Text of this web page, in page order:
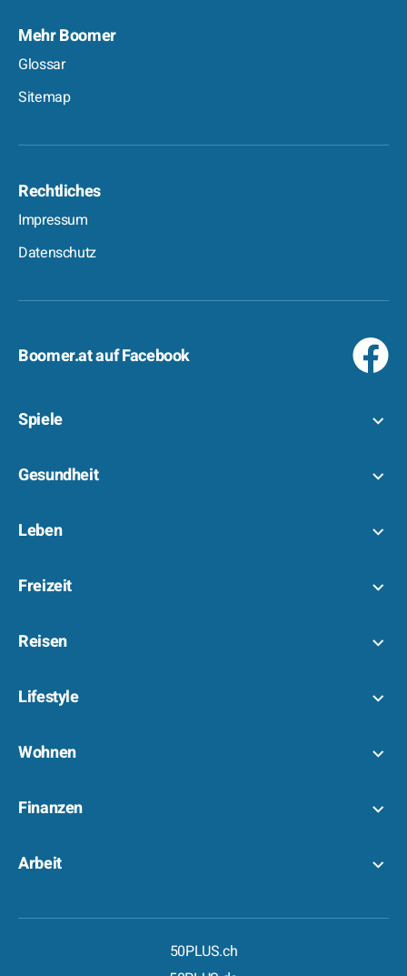
Mehr Boomer
Glossar
Sitemap
Rechtliches
Impressum
Datenschutz
Boomer.at auf Facebook
Spiele
Gesundheit
Leben
Freizeit
Reisen
Lifestyle
Wohnen
Finanzen
Arbeit
50PLUS.ch